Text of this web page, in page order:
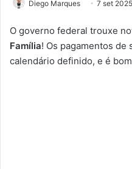
Diego Marques 7 set
O governo federal trouxe
Família! Os pagamentos de
calendário definido, e é